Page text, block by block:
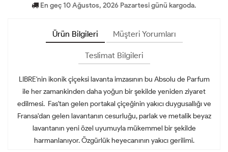
En geç 10 Ağustos, 2026 Pazartesi günü kargoda.
Ürün Bilgileri Müşteri Yorumları
Teslimat Bilgileri
LIBRE'nin ikonik çiçeksi lavanta imzasının bu Absolu de Parfum
ile her zamankinden daha yoğun bir şekilde yeniden ziyaret
edilmesi. Fas'tan gelen portakal çiçeğinin yakıcı duygusallığı ve
Fransa'dan gelen lavantanın cesurluğu, parlak ve metalik beyaz
lavantanın yeni özel uyumuyla mükemmel bir şekilde
harmanlanıyor. Özgürlük heyecanının yakıcı gerilimi.